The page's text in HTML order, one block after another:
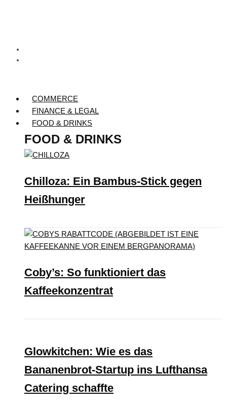
COMMERCE
FINANCE & LEGAL
FOOD & DRINKS
FOOD & DRINKS
Chilloza: Ein Bambus-Stick gegen
Heißhunger
Coby’s: So funktioniert das
Kaffeekonzentrat
Glowkitchen: Wie es das
Bananenbrot-Startup ins Lufthansa
Catering schaffte